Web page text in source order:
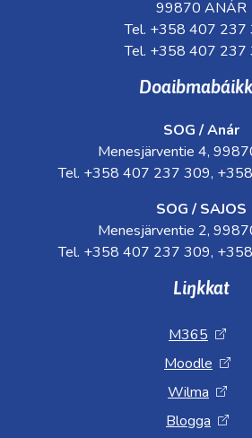
99870 ANÁR
Tel. +358 407 237
Tel. +358 407 237
SOG / Anár
Menesjärventie 4,
Tel. +358 407 237 309,
SOG / SAJOS
Menesjärventie 2,
Tel. +358 407 237 309,
Liŋkkat
M365
Moodle
Wilma
Blogga